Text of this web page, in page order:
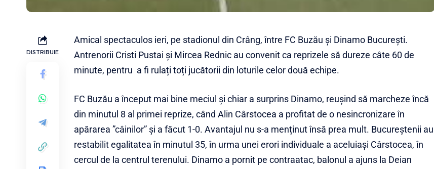
DISTRIBUIE
Amical spectaculos ieri, pe stadionul din Crâng, între FC Buzău și Dinamo București.
Antrenorii Cristi Pustai și Mircea Rednic au convenit ca reprizele să dureze câte 60 de
minute, pentru a fi rulați toți jucătorii din loturile celor două echipe.
FC Buzău a început mai bine meciul și chiar a surprins Dinamo, reușind să marcheze încă
din minutul 8 al primei reprize, când Alin Cârstocea a profitat de o nesincronizare în
apărarea ”câinilor” și a făcut 1-0. Avantajul nu s-a menținut însă prea mult. Bucureștenii au
restabilit egalitatea în minutul 35, în urma unei erori individuale a aceluiași Cârstocea, în
cercul de la centrul terenului. Dinamo a pornit pe contraatac, balonul a ajuns la Deian